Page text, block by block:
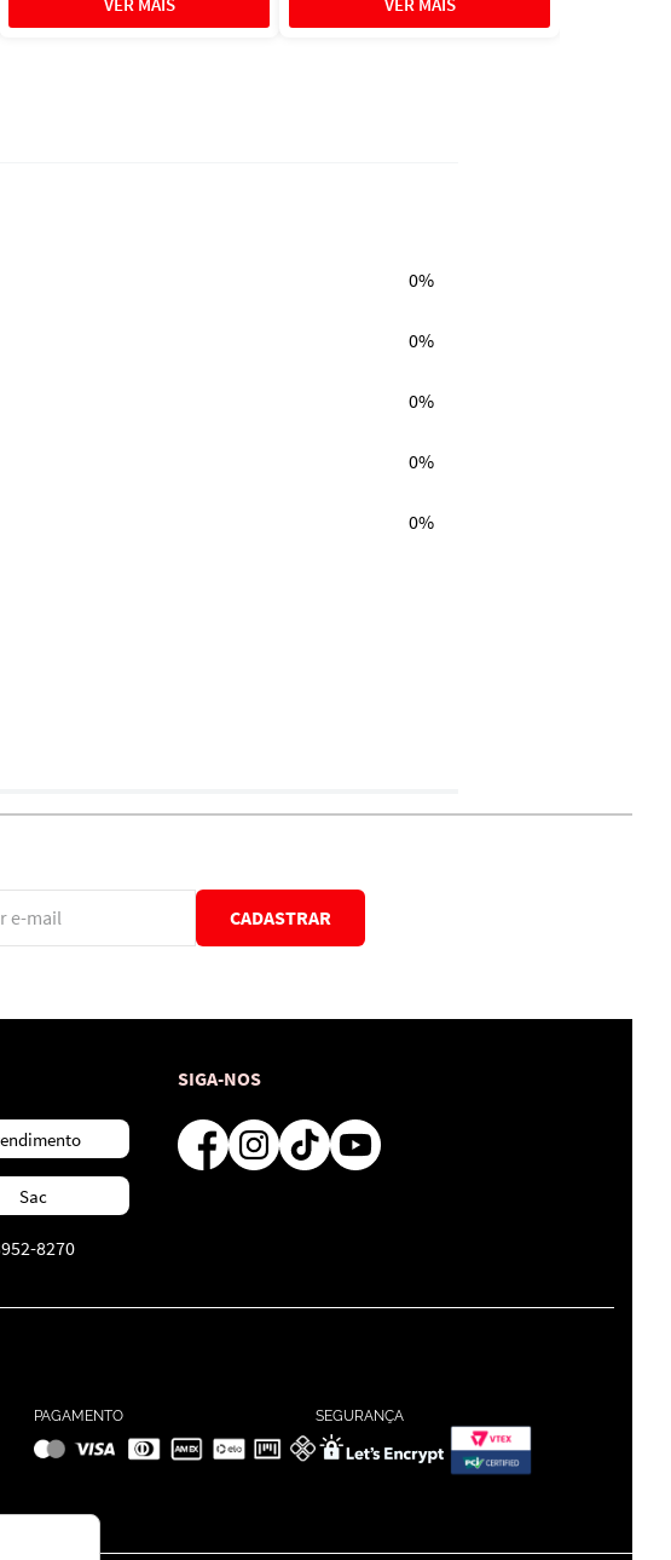
0%
0%
0%
0%
0%
CADASTRAR
Sac
8270
SIGA-NOS
PAGAMENTO SEGURANÇA